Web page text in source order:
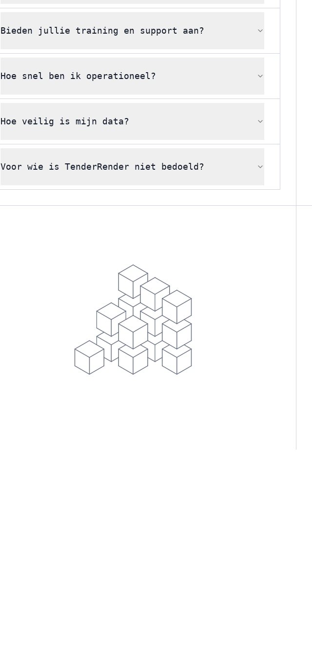
Bieden jullie training en support aan?
Hoe snel ben ik operationeel?
Hoe veilig is mijn data?
Voor wie is TenderRender niet bedoeld?